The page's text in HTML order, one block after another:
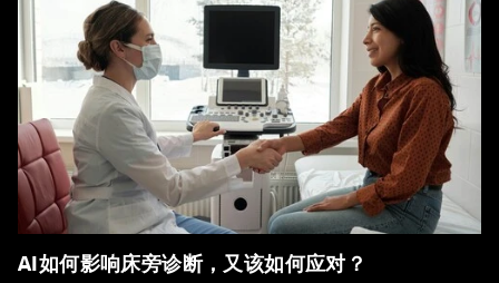
AI如何影响床旁诊断，又该如何应对？